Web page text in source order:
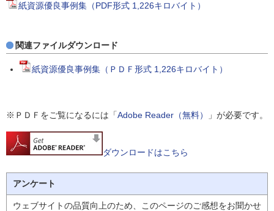
紙資源優良事例集（PDF形式 1,226キロバイト）
関連ファイルダウンロード
紙資源優良事例集（ＰＤＦ形式 1,226キロバイト）
※ＰＤＦをご覧になるには「Adobe Reader（無料） 」が必要です。
ダウンロードはこちら
アンケート
ウェブサイトの品質向上のため、このページのご感想をお聞かせ